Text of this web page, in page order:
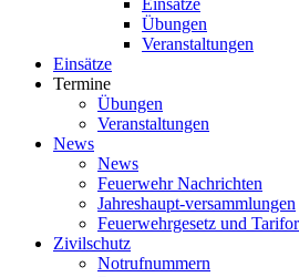
Übungen
Veranstaltungen
Einsätze
Termine
Übungen
Veranstaltungen
News
News
Feuerwehr Nachrichten
Jahreshaupt-versammlungen
Feuerwehrgesetz und
Zivilschutz
Notrufnummern